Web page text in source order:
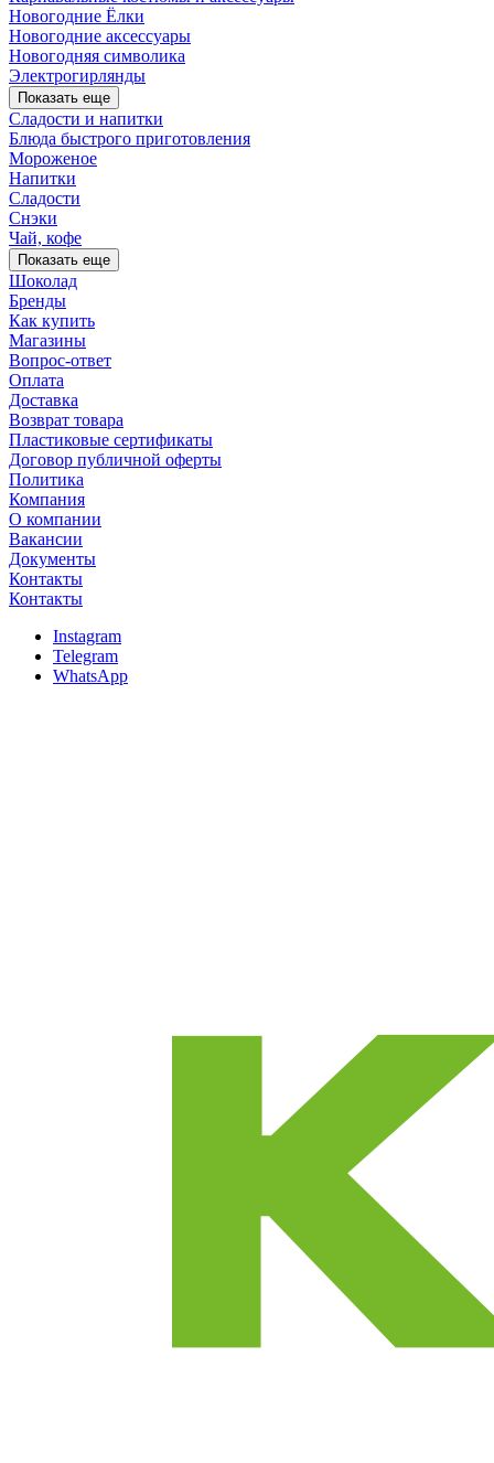
Новогодние Ёлки
Новогодние аксессуары
Новогодняя символика
Электрогирлянды
Показать еще
Сладости и напитки
Блюда быстрого приготовления
Мороженое
Напитки
Сладости
Снэки
Чай, кофе
Показать еще
Шоколад
Бренды
Как купить
Магазины
Вопрос-ответ
Оплата
Доставка
Возврат товара
Пластиковые сертификаты
Договор публичной оферты
Политика
Компания
О компании
Вакансии
Документы
Контакты
Контакты
Instagram
Telegram
WhatsApp